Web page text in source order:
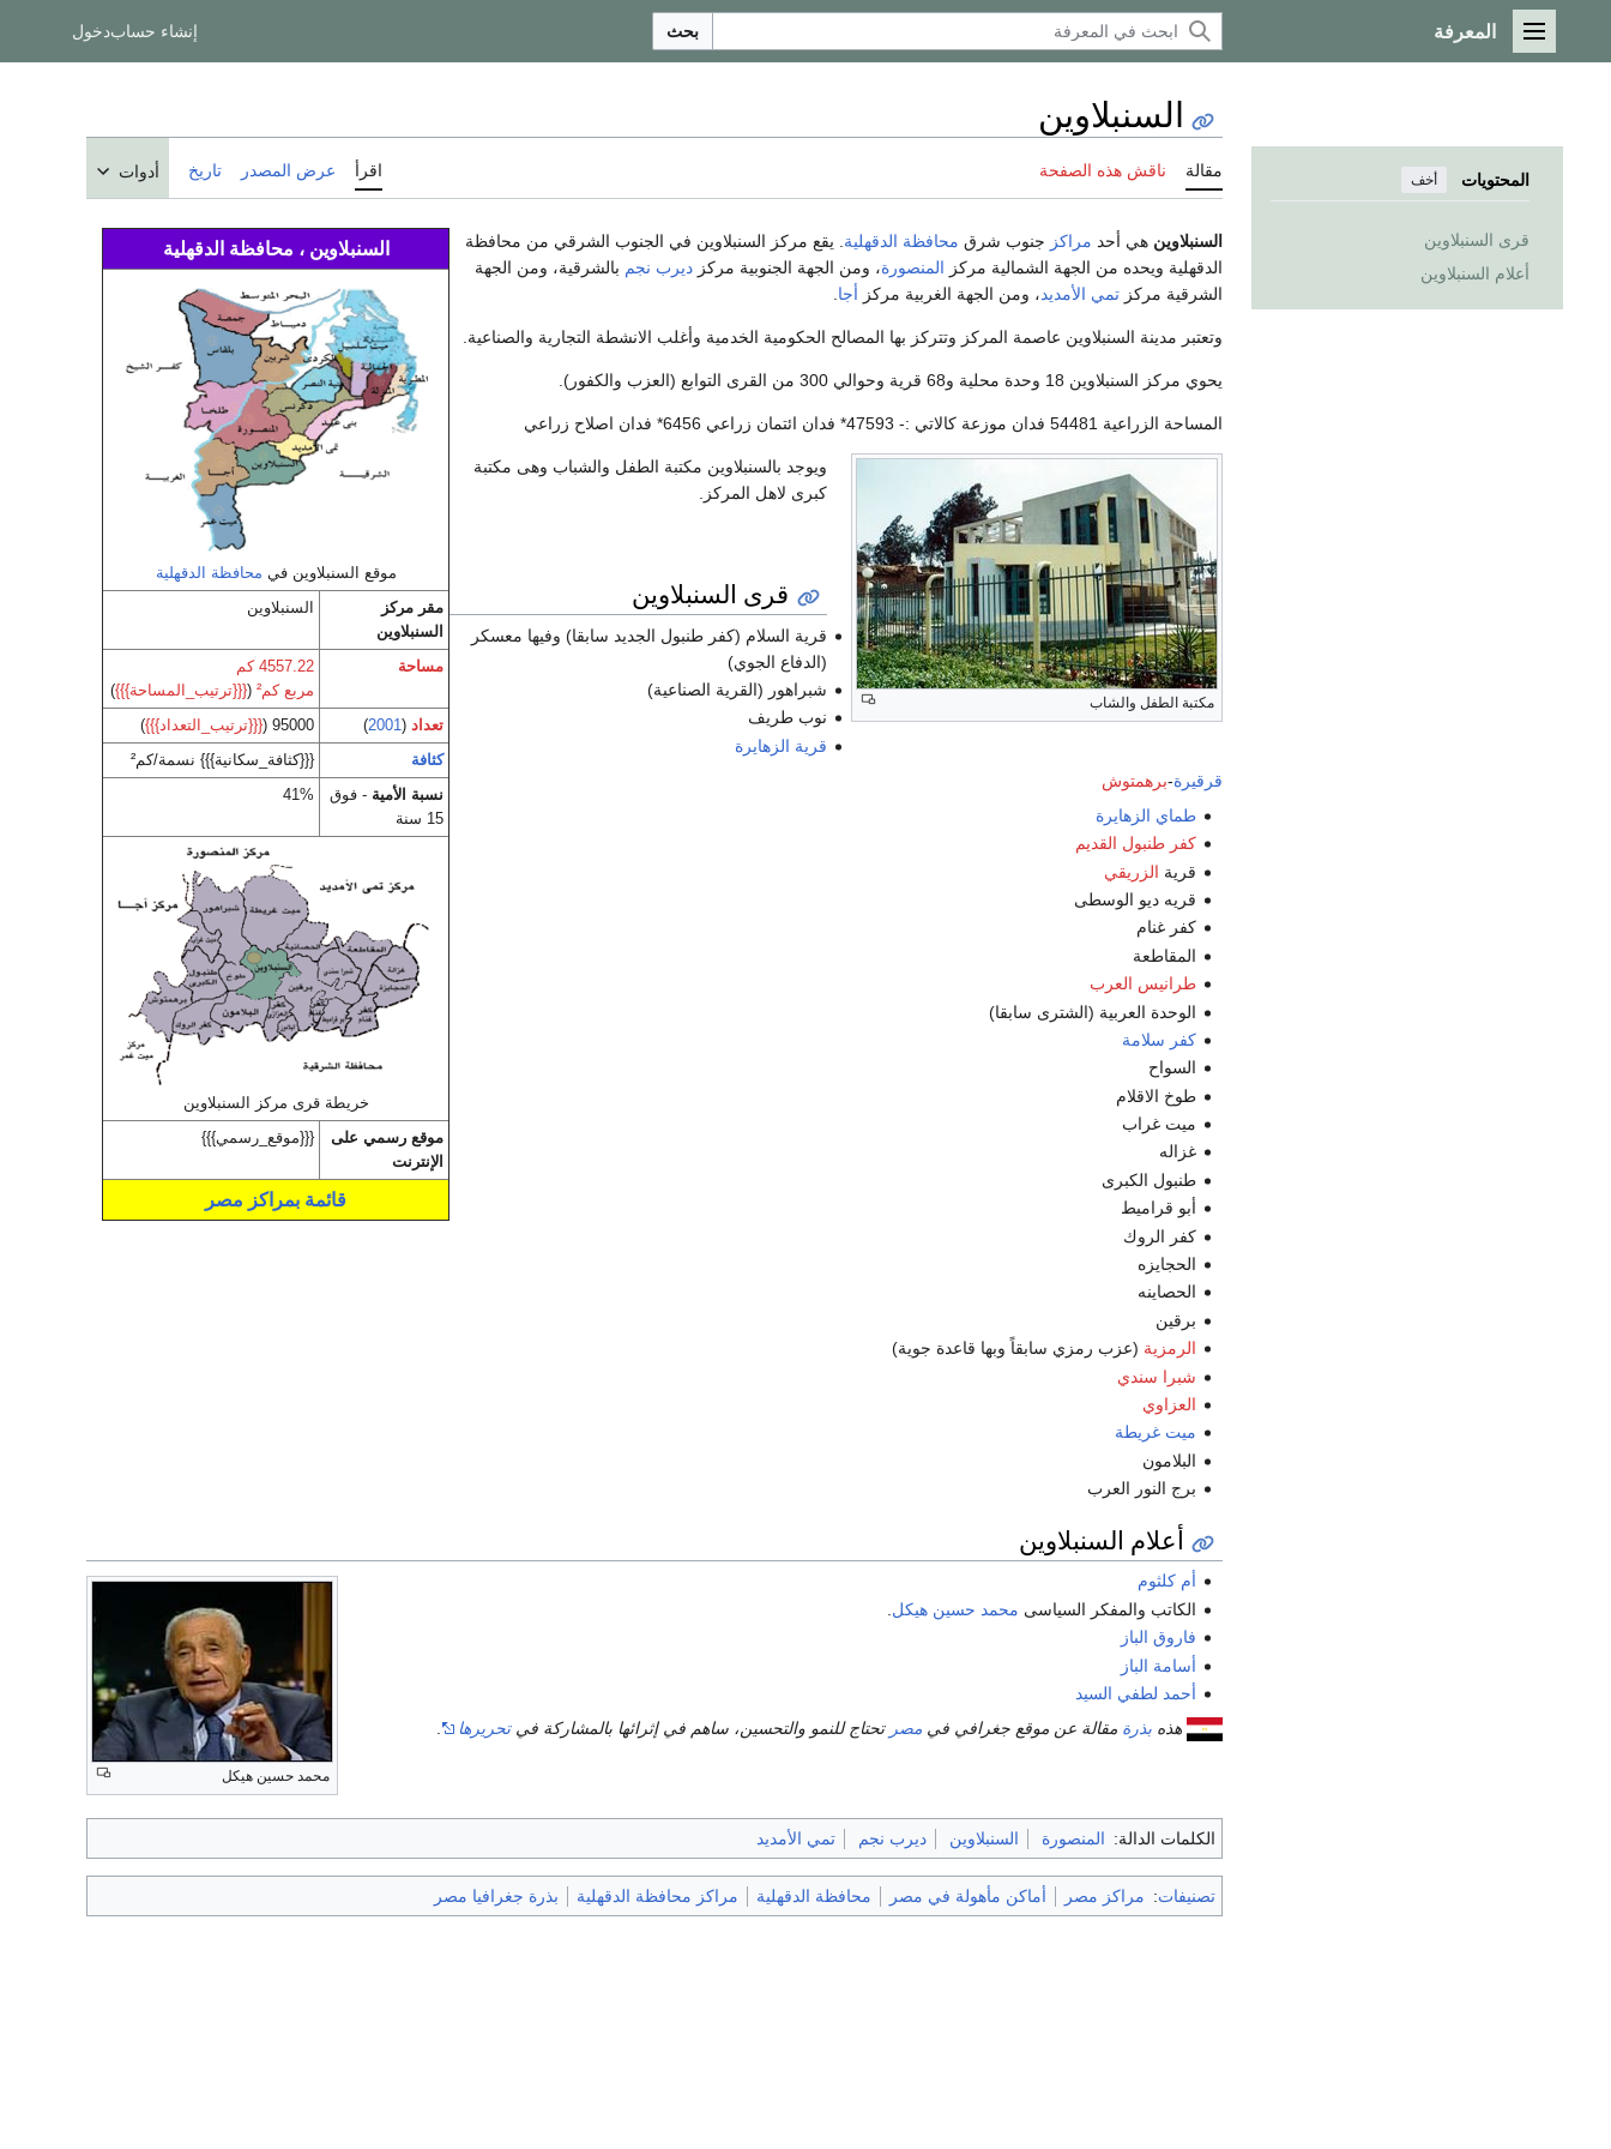
القائمة الرئيسية
المعرفة بحث إنشاء حسابدخول
المحتويات أخف
قرى السنبلاوين
أعلام السنبلاوين
السنبلاوين
مقالة ناقش هذه الصفحة اقرأ عرض المصدر تاريخ أدوات
السنبلاوين ، محافظة الدقهلية
موقع السنبلاوين في محافظة الدقهلية
مقر مركز
السنبلاوين
السنبلاوين
مساحة
4557.22 كم
مربع كم² ({{{ترتيب_المساحة}}})
تعداد(
2001
)
95000 ( {{{ترتيب_التعداد}}})
كثافة
{{{كثافة_سكانية}}} نسمة/كم²
نسبة الأمية - فوق
15 سنة
41%
خريطة قرى مركز السنبلاوين
موقع رسمي على
الإنترنت
{{{موقع_رسمي}}}
قائمة بمراكز مصر
السنبلاوين هي أحد مراكز جنوب شرق محافظة الدقهلية . يقع مركز السنبلاوين في الجنوب الشرقي من محافظة
الدقهلية ويحده من الجهة الشمالية مركز المنصورة، ومن الجهة الجنوبية مركز ديرب نجم بالشرقية، ومن الجهة
الشرقية مركز تمي الأمديد، ومن الجهة الغربية مركز أجا
وتعتبر مدينة السنبلاوين عاصمة المركز وتتركز بها المصالح الحكومية الخدمية وأغلب الانشطة التجارية والصناعية.
يحوي مركز السنبلاوين 18 وحدة محلية و68 قرية وحوالي 300 من القرى التوابع (العزب والكفور).
المساحة الزراعية 54481 فدان موزعة كالاتي :- 47593* فدان ائتمان زراعي 6456* فدان اصلاح زراعي
مكتبة الطفل والشاب
ويوجد بالسنبلاوين مكتبة الطفل والشباب وهى مكتبة
كبرى لاهل المركز.
قرى السنبلاوين
قرية السلام (كفر طنبول الجديد سابقا) وفيها معسكر
(الدفاع الجوي)
شبراهور (القرية الصناعية)
نوب طريف
قرية الزهايرة
قرقيرة-برهمتوش
طماي الزهايرة
كفر طنبول القديم
قرية الزريقي
قريه ديو الوسطى
كفر غنام
المقاطعة
طرانيس العرب
الوحدة العربية (الشترى سابقا)
كفر سلامة
السواح
طوخ الاقلام
ميت غراب
غزاله
طنبول الكبرى
أبو قراميط
كفر الروك
الحجايزه
الحصاينه
برقين
الرمزية (عزب رمزي سابقاً وبها قاعدة جوية)
شبرا سندي
العزاوي
ميت غريطة
البلامون
برج النور العرب
أعلام السنبلاوين
محمد حسين هيكل
أم كلثوم
الكاتب والمفكر السياسى محمد حسين هيكل
فاروق الباز
أسامة الباز
أحمد لطفي السيد
هذه بذرة مقالة عن موقع جغرافي في مصر تحتاج للنمو والتحسين، ساهم في إثرائها بالمشاركة فيتحريرها
الكلمات الدالة: المنصورة السنبلاوين ديرب نجم تمي الأمديد
تصنيفات: مراكز مصر أماكن مأهولة في مصر محافظة الدقهلية مراكز محافظة الدقهلية بذرة جغرافيا مصر